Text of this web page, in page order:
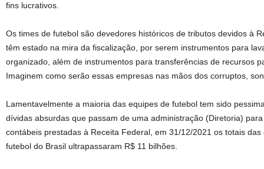
fins lucrativos.
Os times de futebol são devedores históricos de tributos devidos à
têm estado na mira da fiscalização, por serem instrumentos para
organizado, além de instrumentos para transferências de recursos
Imaginem como serão essas empresas nas mãos dos corruptos,
Lamentavelmente a maioria das equipes de futebol tem sido
dívidas absurdas que passam de uma administração (Diretoria)
contábeis prestadas à Receita Federal, em 31/12/2021 os totais
futebol do Brasil ultrapassaram R$ 11 bilhões.